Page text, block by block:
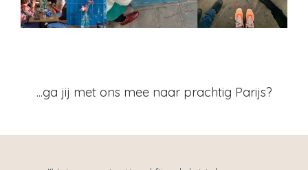
...ga jij met ons mee naar prachtig Parijs?